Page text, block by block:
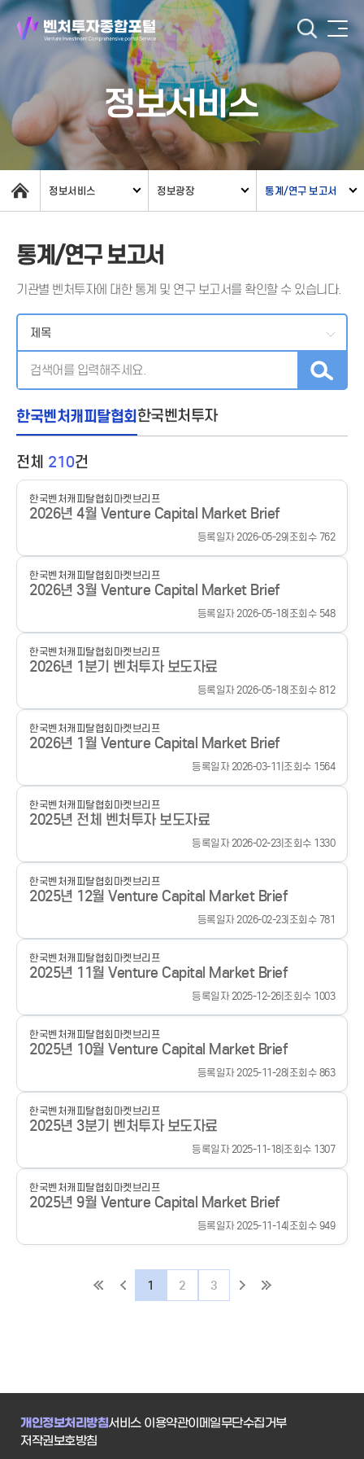
정보서비스
정보서비스 정보광장 통계/연구 보고서
통계/연구 보고서
기관별 벤처투자에 대한 통계 및 연구 보고서를 확인할 수 있습니다.
한국벤처캐피탈협회한국벤처투자
전체 210건
한국벤처캐피탈협회 마켓브리프
2026년 4월 Venture Capital Market Brief
등록일자 2026-05-29| 조회수 762
한국벤처캐피탈협회 마켓브리프
2026년 3월 Venture Capital Market Brief
등록일자 2026-05-18| 조회수 548
한국벤처캐피탈협회 마켓브리프
2026년 1분기 벤처투자 보도자료
등록일자 2026-05-18| 조회수 812
한국벤처캐피탈협회 마켓브리프
2026년 1월 Venture Capital Market Brief
등록일자 2026-03-11 조회수 1564
한국벤처캐피탈협회 마켓브리프
2025년 전체 벤처투자 보도자료
등록일자 2026-02-23| 조회수 1330
한국벤처캐피탈협회 마켓브리프
2025년 12월 Venture Capital Market Brief
등록일자 2026-02-23| 조회수 781
한국벤처캐피탈협회 마켓브리프
2025년 11월 Venture Capital Market Brief
등록일자 2025-12-26| 조회수 1003
한국벤처캐피탈협회 마켓브리프
2025년 10월 Venture Capital Market Brief
등록일자 2025-11-28| 조회수 863
한국벤처캐피탈협회 마켓브리프
2025년 3분기 벤처투자 보도자료
등록일자 2025-11-18| 조회수 1307
한국벤처캐피탈협회 마켓브리프
2025년 9월 Venture Capital Market Brief
등록일자 2025-11-14| 조회수 949
1 2 3
개인정보처리방침서비스 이용약관이메일무단수집거부
저작권보호방침